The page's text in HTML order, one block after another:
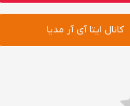
کانال ایتا آی آر مدیا